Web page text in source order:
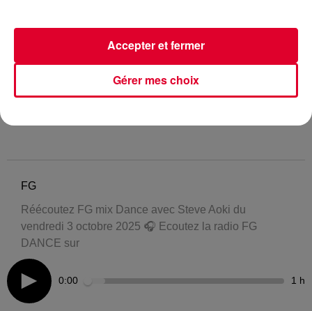
FG
Réécoutez FG mix Dance avec Steve Aoki du
vendredi 3 octobre 2025 🎧 Ecoutez la radio FG
DANCE sur
0:00 1 h
Gérer mes choix
Accepter et fermer